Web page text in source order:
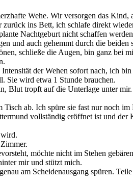
Wehe. Wir versorgen das Kind,
ins Bett, ich schlafe direkt
Nachtgeburt nicht schaffen
und auch gehemmt durch die
schließe die Augen, bin ganz
der Wehen sofort nach, ich
Sie wird etwa 1 Stunde brauchen.
tropft auf die Unterlage unter
ab. Ich spüre sie fast nur noch
vollständig eröffnet ist und
möchte nicht im Stehen
mir und stützt mich.
am Scheidenausgang spüren.